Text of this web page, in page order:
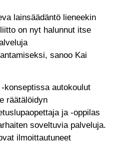
lainsäädäntö lieneekin
on nyt halunnut itse
sanoo Kai
konseptissa autokoulut
räätälöidyn
ja -oppilas
soveltuvia palveluja.
ilmoittautuneet